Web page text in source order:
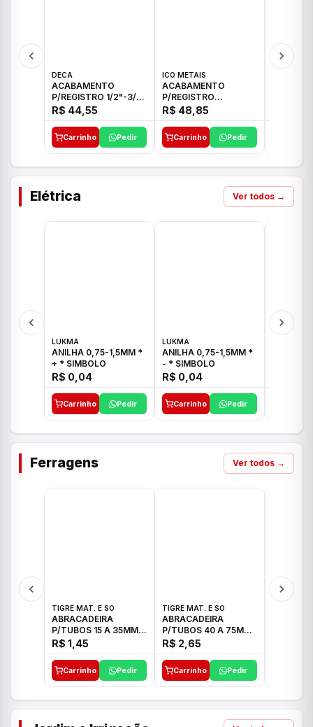
DECA
ACABAMENTO
P/REGISTRO 1/2"-3/4"
E 1"C21.PQ DECA
R$ 44,55
Carrinho Pedir
ICO METAIS
ACABAMENTO
P/REGISTRO
1/2"-3/4"-1" ACB M
CS 33 ICO
R$ 48,85
Carrinho Pedir
Elétrica Ver todos →
LUKMA
ANILHA 0,75-1,5MM *
+ * SIMBOLO
R$ 0,04
Carrinho Pedir
LUKMA
ANILHA 0,75-1,5MM *
- * SIMBOLO
R$ 0,04
Carrinho Pedir
Ferragens Ver todos →
TIGRE MAT. E SO
ABRACADEIRA
P/TUBOS 15 A 35MM
TIGRE
R$ 1,45
Carrinho Pedir
TIGRE MAT. E SO
ABRACADEIRA
P/TUBOS 40 A 75MM
TIGRE
R$ 2,65
Carrinho Pedir